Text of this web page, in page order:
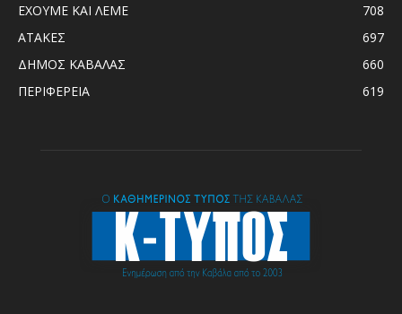
ΕΧΟΥΜΕ ΚΑΙ ΛΕΜΕ
708
ΑΤΑΚΕΣ
697
ΔΗΜΟΣ ΚΑΒΑΛΑΣ
660
ΠΕΡΙΦΕΡΕΙΑ
619